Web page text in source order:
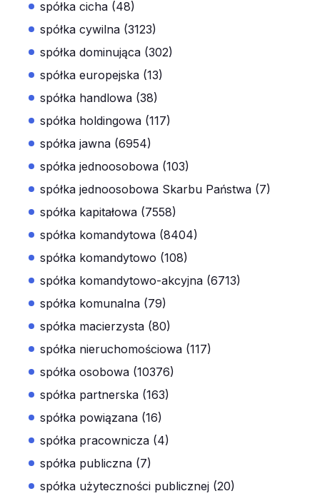
spółka cicha (48)
spółka cywilna (3123)
spółka dominująca (302)
spółka europejska (13)
spółka handlowa (38)
spółka holdingowa (117)
spółka jawna (6954)
spółka jednoosobowa (103)
spółka jednoosobowa Skarbu Państwa (7)
spółka kapitałowa (7558)
spółka komandytowa (8404)
spółka komandytowo (108)
spółka komandytowo-akcyjna (6713)
spółka komunalna (79)
spółka macierzysta (80)
spółka nieruchomościowa (117)
spółka osobowa (10376)
spółka partnerska (163)
spółka powiązana (16)
spółka pracownicza (4)
spółka publiczna (7)
spółka użyteczności publicznej (20)